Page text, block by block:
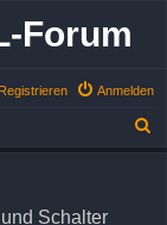
Forum
Anmelden
Registrieren
u
Schalter